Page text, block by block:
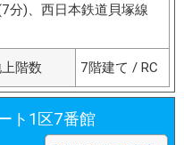
分)、西日本鉄道貝塚線
階数 7階建て / RC
ト1区7番館